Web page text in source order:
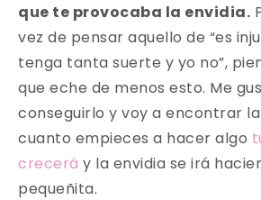
que te provocaba la envidia.
vez de pensar aquello de “es
tenga tanta suerte y yo no”,
que eche de menos esto. Me
conseguirlo y voy a encontrar la
cuanto empieces a hacer algo
crecerá y la envidia se irá
pequeñita.